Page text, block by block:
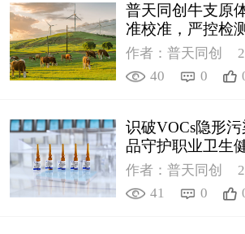
普天同创牛支原
准校准，严控检
作者：普天同创
40
0
识破VOCs隐形
品守护职业卫生
作者：普天同创
41
0